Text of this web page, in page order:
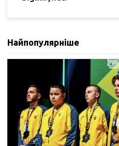
Найпопулярніше